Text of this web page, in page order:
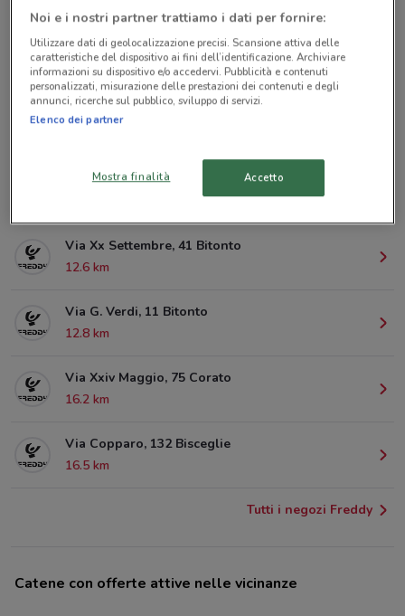
Negozi Freddy a Molfetta
Piazzale Azzurri D'Italia, 1 Molfetta
Via Xx Settembre, 41 Bitonto
12.6 km
Via G. Verdi, 11 Bitonto
12.8 km
Via Xxiv Maggio, 75 Corato
16.2 km
Via Copparo, 132 Bisceglie
16.5 km
Tutti i negozi Freddy
Catene con offerte attive nelle vicinanze
Noi e i nostri partner trattiamo i dati per fornire:
Utilizzare dati di geolocalizzazione precisi. Scansione attiva delle
caratteristiche del dispositivo ai fini dell’identificazione. Archiviare
informazioni su dispositivo e/o accedervi. Pubblicità e contenuti
personalizzati, misurazione delle prestazioni dei contenuti e degli
annunci, ricerche sul pubblico, sviluppo di servizi.
Elenco dei partner
Mostra finalità Accetto